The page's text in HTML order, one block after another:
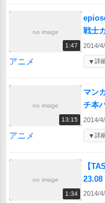
no image
1:47
戦士
2014/
アニメ ▼詳
no image
13:15
マン
チ本
る」
2014/
アニメ ▼詳
no image
1:34
【
23.08
2014/